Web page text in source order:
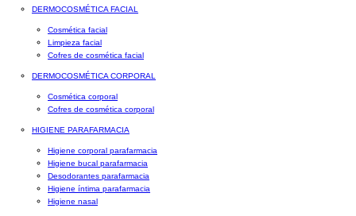
DERMOCOSMÉTICA FACIAL
Cosmética facial
Limpieza facial
Cofres de cosmética facial
DERMOCOSMÉTICA CORPORAL
Cosmética corporal
Cofres de cosmética corporal
HIGIENE PARAFARMACIA
Higiene corporal parafarmacia
Higiene bucal parafarmacia
Desodorantes parafarmacia
Higiene íntima parafarmacia
Higiene nasal